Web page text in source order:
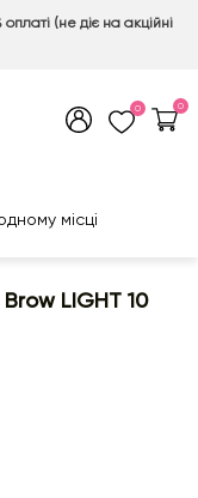
(не діє на акційні
0 0
місці
LIGHT 10